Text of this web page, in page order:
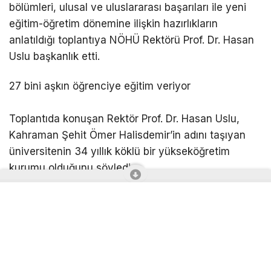
bölümleri, ulusal ve uluslararası başarıları ile yeni
eğitim-öğretim dönemine ilişkin hazırlıkların
anlatıldığı toplantıya NÖHÜ Rektörü Prof. Dr. Hasan
Uslu başkanlık etti.
27 bini aşkın öğrenciye eğitim veriyor
Toplantıda konuşan Rektör Prof. Dr. Hasan Uslu,
Kahraman Şehit Ömer Halisdemir’in adını taşıyan
üniversitenin 34 yıllık köklü bir yükseköğretim
kurumu olduğunu söyledi.